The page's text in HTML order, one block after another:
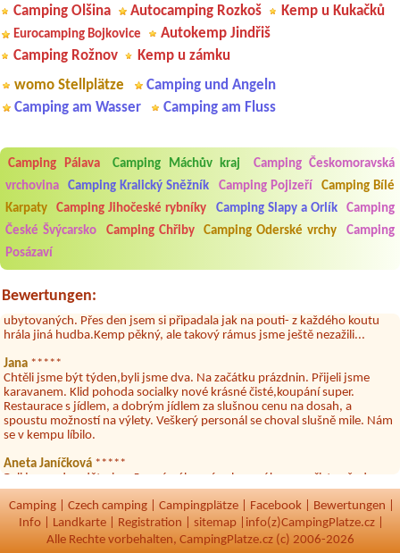
Camping Olšina
Autocamping Rozkoš Kemp u Kukačků
Eurocamping Bojkovice
Autokemp Jindřiš
Camping Rožnov
Kemp u zámku
womo Stellplätze
Camping und Angeln
Camping am Wasser
Camping am Fluss
Camping Pálava Camping Máchův kraj
Camping Českomoravská
vrchovina
Camping Kralický Sněžník Camping Pojizeří
Camping Bílé
Karpaty
Camping Jihočeské rybníky Camping Slapy a Orlík
Camping
České Švýcarsko
Camping Chřiby Camping Oderské vrchy
Camping
Posázaví
Bewertungen:
Aneta Melicharová***
Byli jsme zde v týdnu od 25.7. do 1.8. 2026. Kemp jako takový je pěkný.
V umývárně i na WC bylo vždy čisto, doplněný papír i utěrky, což při
restaurace, kebab a další občerstvení. Co nás ale velice zklamalo byl
celodenní hluk z repráků u stanů a absolutní bezohlednost ostatních
ubytovaných. Přes den jsem si připadala jak na pouti- z každého koutu
hrála jiná hudba.Kemp pěkný, ale takový rámus jsme ještě nezažili...
Jana *****
Chtěli jsme být týden,byli jsme dva. Na začátku prázdnin. Přijeli jsme
karavanem. Klid pohoda socialky nové krásné čisté,koupání super.
Restaurace s jídlem, a dobrým jídlem za slušnou cenu na dosah, a
spoustu možností na výlety. Veškerý personál se choval slušně mile. Nám
se v kempu líbilo.
Aneta Janíčková *****
Byli jsme zde s dětmi na 5 nocí, výborné vybavení kempu, čisto všude.
Výborná káva, mošt i víno a další.Milí hostitelé, vždy usměvaví a ochotní,
umístění kempu blízko všem zážitkům ať turistickým,tak vodním. V
docházkové blízkosti kempu vodní nádrž, restaurace a bazénem,
autobusová zastávka, obchod a další. Děkujeme, bylo to úžasné.
Camping Czech camping Campingplätze Facebook Bewertungen
Info
Landkarte Registration sitemap
info(z)CampingPlatze.cz |
Alle Rechte vorbehalten, CampingPlatze.cz (c) 2006-2026